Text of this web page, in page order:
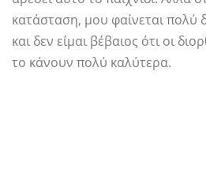
κατάσταση, μου φαίνεται
και δεν είμαι βέβαιος ότι οι
το κάνουν πολύ καλύτερα.